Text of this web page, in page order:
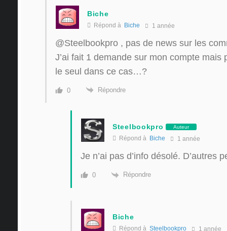
Biche
Répond à Biche 1 année
@Steelbookpro , pas de news sur les
J’ai fait 1 demande sur mon compte mais
le seul dans ce cas…?
0 Répondre
Steelbookpro Auteur
Répond à Biche 1 année
Je n’ai pas d’info désolé. D’autres
0 Répondre
Biche
Répond à Steelbookpro 1 année